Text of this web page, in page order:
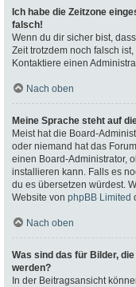
Ich habe die Zeitzone
falsch!
Wenn du dir sicher bist,
Zeit trotzdem noch falsch
Kontaktiere einen
Nach oben
Meine Sprache steht auf
Meist hat die Board-
oder niemand hat das
einen Board-Administrator,
installieren kann. Falls es
du es übersetzen würdest.
Website von phpBB Limited
Nach oben
Was sind das für Bilder,
werden?
In der Beitragsansicht